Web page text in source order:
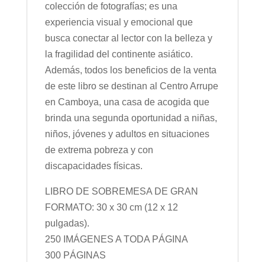
colección de fotografías; es una
experiencia visual y emocional que
busca conectar al lector con la belleza y
la fragilidad del continente asiático.
Además, todos los beneficios de la venta
de este libro se destinan al Centro Arrupe
en Camboya, una casa de acogida que
brinda una segunda oportunidad a niñas,
niños, jóvenes y adultos en situaciones
de extrema pobreza y con
discapacidades físicas.
LIBRO DE SOBREMESA DE GRAN
FORMATO: 30 x 30 cm (12 x 12
pulgadas).
250 IMÁGENES A TODA PÁGINA
300 PÁGINAS